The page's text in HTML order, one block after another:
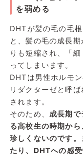
を弱める
DHTが髪の毛の毛
と、髪の毛の成長
りも短縮され、「
ってしまいます。
DHTは男性ホルモ
リダクターゼと呼
されます。
そのため、 成長期
る高校生の時期か
珍しくないのです
たり、DHTへの感